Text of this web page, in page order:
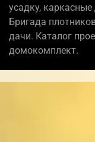
усадку,
Бригада
дачи. Каталог
домокомплект.